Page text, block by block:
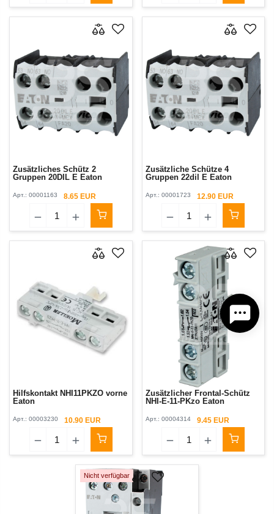
Zusätzliches Schütz 2
Gruppen 20DIL E Eaton
Арт.: 00001163 8.65 EUR
Zusätzliche Schütze 4
Gruppen 22dil E Eaton
Арт.: 00001723 12.90 EUR
Hilfskontakt NHI11PKZO vorne
Eaton
Арт.: 00003230 10.90 EUR
Zusätzlicher Frontal-Schütz
NHI-E-11-PKzo Eaton
Арт.: 00004314 9.45 EUR
Nicht verfügbar